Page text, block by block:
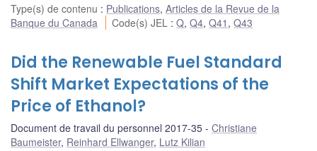
Type(s) de contenu : Publications, Articles de la Revue de la
Banque du Canada
Code(s) JEL :Q,Q4,Q41 ,Q43
Did the Renewable Fuel Standard
Shift Market Expectations of the
Price of Ethanol?
Document de travail du personnel 2017-35
Christiane
Baumeister, Reinhard Ellwanger, Lutz Kilian